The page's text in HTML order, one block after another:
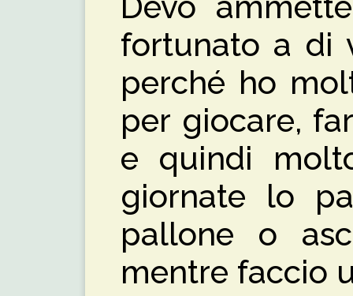
fortunato a di
perché ho
per giocare,
e quindi
giornate lo
pallone o
mentre faccio